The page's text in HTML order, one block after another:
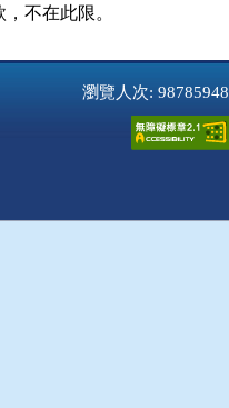
不在此限。
瀏覽人次: 98785948